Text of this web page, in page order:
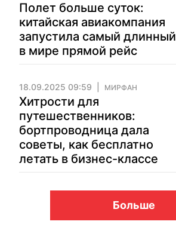
Полет больше суток:
китайская авиакомпания
запустила самый длинный
в мире прямой рейс
18.09.2025 09:59 МИРФАН
Хитрости для
путешественников:
бортпроводница дала
советы, как бесплатно
летать в бизнес-классе
Больше